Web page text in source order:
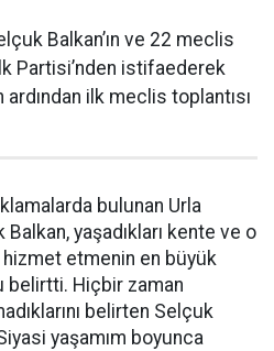
Balkan’ın ve 22 meclis
Partisi’nden istifaederek
ilk meclis toplantısı
bulunan Urla
yaşadıkları kente ve o
etmenin en büyük
belirtti. Hiçbir zaman
belirten Selçuk
yaşamım boyunca